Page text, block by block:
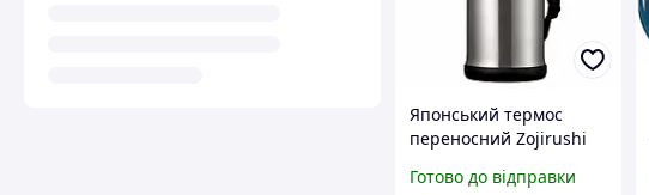
Японський термос
переносний Zojirushi
ремінцем сталевий,
Готово до відправки